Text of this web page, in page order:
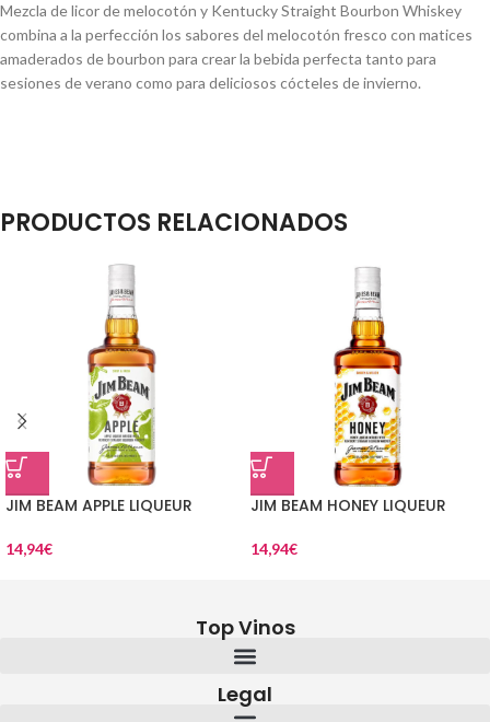
Mezcla de licor de melocotón y Kentucky Straight Bourbon Whiskey
combina a la perfección los sabores del melocotón fresco con matices
amaderados de bourbon para crear la bebida perfecta tanto para
sesiones de verano como para deliciosos cócteles de invierno.
PRODUCTOS RELACIONADOS
JIM BEAM APPLE LIQUEUR
14,94€
JIM BEAM HONEY LIQUEUR
14,94€
Top Vinos
Legal